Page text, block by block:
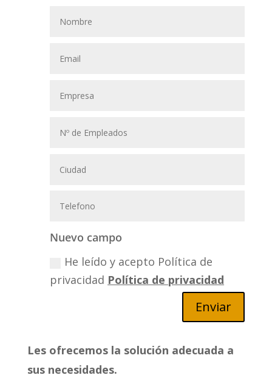
Nuevo campo
He leído y acepto Política de
privacidad Política de privacidad
Enviar
Les ofrecemos la solución adecuada a
sus necesidades.